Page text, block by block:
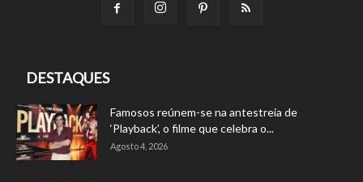
DESTAQUES
Famosos reúnem-se na antestreia de
‘Playback’, o filme que celebra o...
Agosto 4, 2026